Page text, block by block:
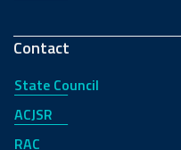
Contact
State Council
ACJSR
RAC